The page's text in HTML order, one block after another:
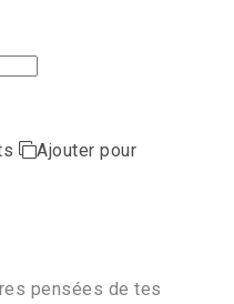
Ajouter pour
pensées de tes